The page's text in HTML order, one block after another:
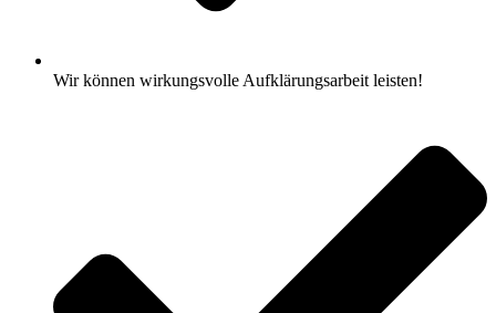
Wir können wirkungsvolle Aufklärungsarbeit leisten!